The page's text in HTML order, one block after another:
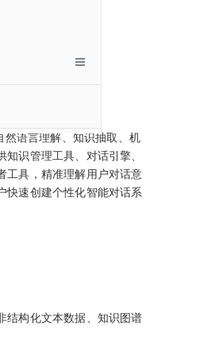
然语言理解、知识抽取、机
识管理工具、对话引擎、
工具，精准理解用户对话意
快速创建个性化智能对话系
结构化文本数据、知识图谱